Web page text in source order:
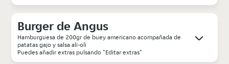
Burger de Angus
Hamburguesa de 200gr de buey americano acompañada de
patatas gajo y salsa ali-oli
Puedes añadir extras pulsando "Editar extras"